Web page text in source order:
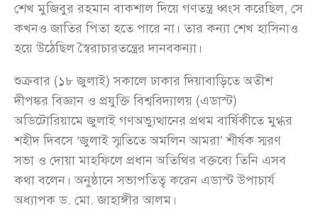
শেখ মুজিবুর রহমান বাকশাল দিয়ে গণতন্ত্র ধ্বংস করেছিল, সে
কখনও জাতির পিতা হতে পারে না। তার কন্যা শেখ হাসিনাও
হয়ে উঠেছিল স্বৈরাচারতন্ত্রের দানবকন্যা।
শুক্রবার (১৮ জুলাই) সকালে ঢাকার দিয়াবাড়িতে অতীশ
দীপঙ্কর বিজ্ঞান ও প্রযুক্তি বিশ্ববিদ্যালয় (এডাস্ট)
অডিটোরিয়ামে জুলাই গণঅভ্যুত্থানের প্রথম বার্ষিকীতে মুগ্ধর
শহীদ দিবসে ‘জুলাই স্মৃতিতে অমলিন আমরা’ শীর্ষক স্মরণ
সভা ও দোয়া মাহফিলে প্রধান অতিথির বক্তব্যে তিনি এসব
কথা বলেন। অনুষ্ঠানে সভাপতিত্ব করেন এডাস্ট উপাচার্য
অধ্যাপক ড. মো. জাহাঙ্গীর আলম।